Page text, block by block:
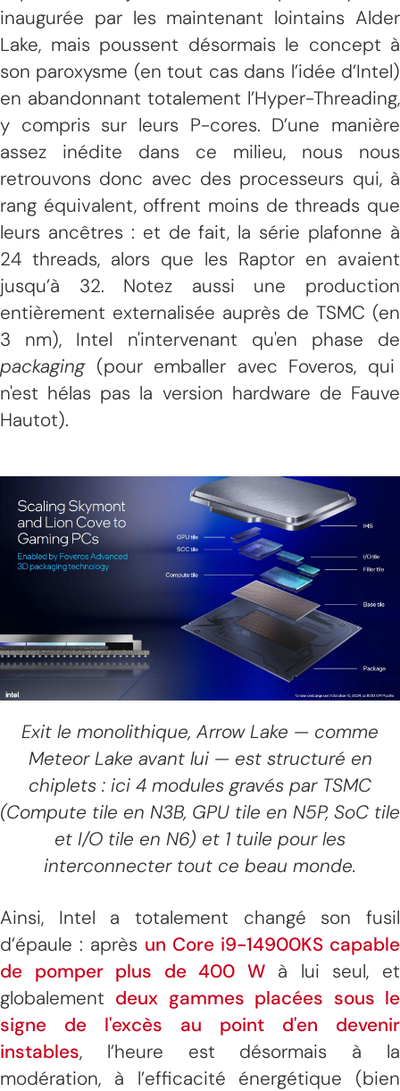
inaugurée par les maintenant lointains Alder
Lake, mais poussent désormais le concept à
son paroxysme (en tout cas dans l’idée d’Intel)
en abandonnant totalement l’Hyper-Threading,
y compris sur leurs P-cores. D’une manière
assez inédite dans ce milieu, nous nous
retrouvons donc avec des processeurs qui, à
rang équivalent, offrent moins de threads que
leurs ancêtres : et de fait, la série plafonne à
24 threads, alors que les Raptor en avaient
jusqu’à 32. Notez aussi une production
entièrement externalisée auprès de TSMC (en
3 nm), Intel n'intervenant qu'en phase de
packaging(pour emballer avec Foveros, qui
n'est hélas pas la version hardware de Fauve
Hautot).
Exit le monolithique, Arrow Lake — comme
Meteor Lake avant lui — est structuré en
chiplets : ici 4 modules gravés par TSMC
(Compute tile en N3B, GPU tile en N5P, SoC tile
et I/O tile en N6) et 1 tuile pour les
interconnecter tout ce beau monde.
Ainsi, Intel a totalement changé son fusil
d’épaule : après un Core i9-14900KS capable
de pomper plus de 400 Wà lui seul, et
globalement deux gammes placées sous le
signe de l'excès au point d'en devenir
instables, l’heure est désormais à la
modération, à l’efficacité énergétique (bien